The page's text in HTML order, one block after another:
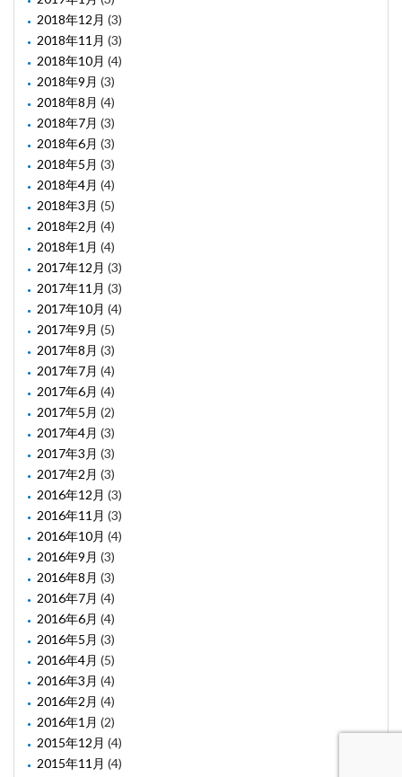
2018年12月 (3)
2018年11月 (3)
2018年10月 (4)
2018年9月 (3)
2018年8月 (4)
2018年7月 (3)
2018年6月 (3)
2018年5月 (3)
2018年4月 (4)
2018年3月 (5)
2018年2月 (4)
2018年1月 (4)
2017年12月 (3)
2017年11月 (3)
2017年10月 (4)
2017年9月 (5)
2017年8月 (3)
2017年7月 (4)
2017年6月 (4)
2017年5月 (2)
2017年4月 (3)
2017年3月 (3)
2017年2月 (3)
2016年12月 (3)
2016年11月 (3)
2016年10月 (4)
2016年9月 (3)
2016年8月 (3)
2016年7月 (4)
2016年6月 (4)
2016年5月 (3)
2016年4月 (5)
2016年3月 (4)
2016年2月 (4)
2016年1月 (2)
2015年12月 (4)
2015年11月 (4)